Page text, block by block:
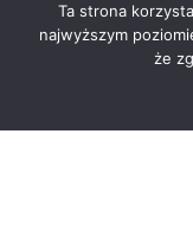
Ta strona
najwyższym
że